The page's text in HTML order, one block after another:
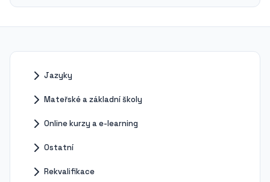
Jazyky
Mateřské a základní školy
Online kurzy a e-learning
Ostatní
Rekvalifikace